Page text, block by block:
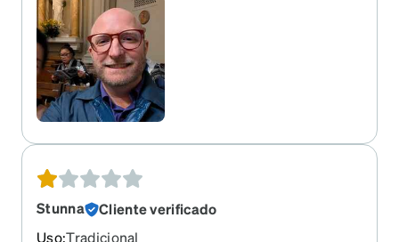
Stunna
Cliente verificado
Uso:Tradicional